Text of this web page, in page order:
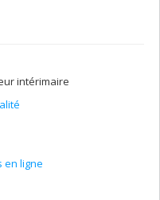
intérimaire
en ligne